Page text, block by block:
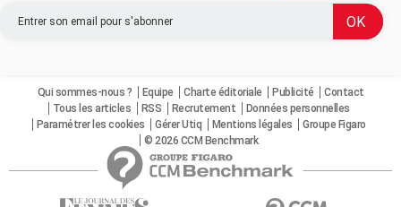
Qui sommes-nous ? Equipe Charte éditoriale Publicité
Contact
Tous les articles
RSS Recrutement
Données personnelles
Paramétrer les cookies
Gérer Utiq Mentions légales
Groupe Figaro
© 2026 CCM Benchmark